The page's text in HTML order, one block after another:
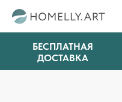
БЕСПЛАТНАЯ
ДОСТАВКА